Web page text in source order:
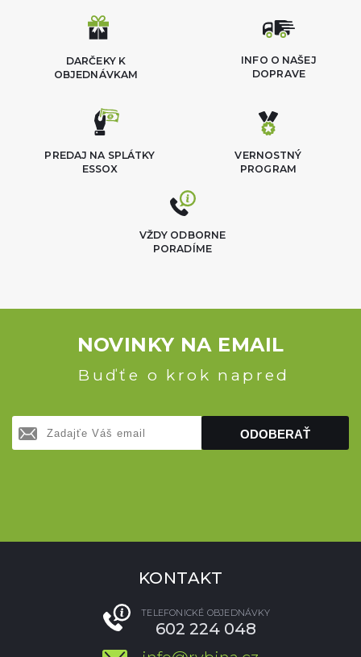
DARČEKY K
OBJEDNÁVKAM
INFO O NAŠEJ
DOPRAVE
VERNOSTNÝ
PROGRAM
PREDAJ NA SPLÁTKY
ESSOX
VŽDY ODBORNE
PORADÍME
NOVINKY NA EMAIL
Buďťe o krok napred
ODOBERAŤ
KONTAKT
TELEFONICKÉ OBJEDNÁVKY
602 224 048